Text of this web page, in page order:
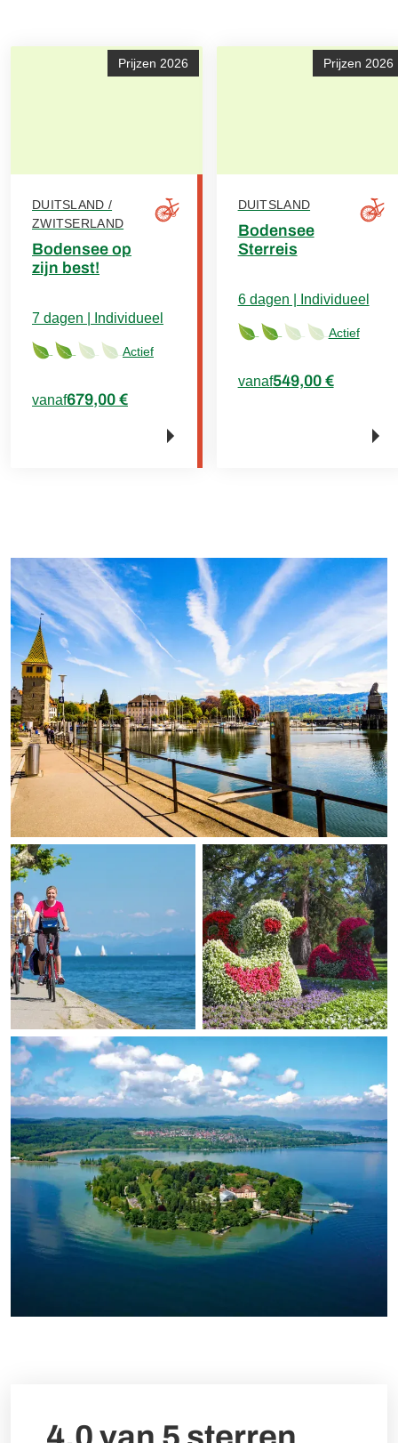
Prijzen 2026
DUITSLAND /
ZWITSERLAND
Bodensee op
zijn best!
Actief
7 dagen | Individueel
vanaf679,00 €
Prijzen 2026
DUITSLAND
Bodensee
Sterreis
Actief
6 dagen | Individueel
vanaf549,00 €